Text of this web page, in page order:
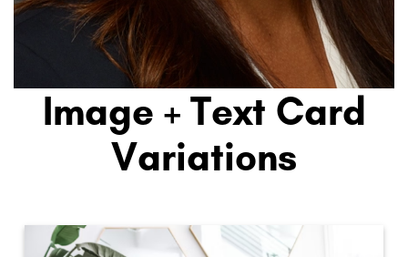
Image + Text Card
Variations